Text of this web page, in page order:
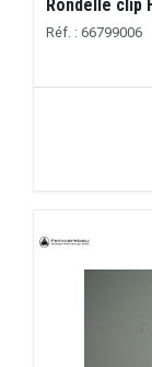
Rondelle clip
Réf. : 66799006